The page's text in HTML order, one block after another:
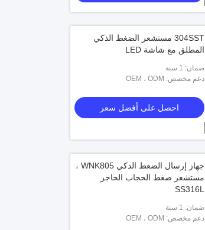
304SST مستشعر الضغط الذكي
المطلق مع شاشة LED
ضمان: 1 سنة
دعم مخصص: OEM ، ODM
احصل على أفضل سعر
جهاز إرسال الضغط الذكي WNK805 ،
مستشعر ضغط الحجاب الحاجز
SS316L
ضمان: 1 سنة
دعم مخصص: OEM ، ODM